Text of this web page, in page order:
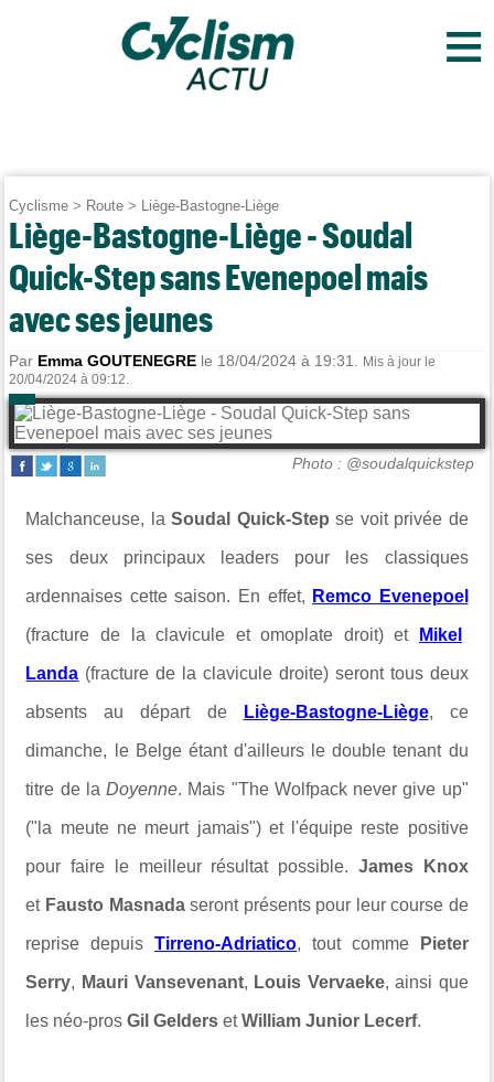
≡
Cyclisme > Route > Liège-Bastogne-Liège
Liège-Bastogne-Liège - Soudal
Quick-Step sans Evenepoel mais
avec ses jeunes
Par Emma GOUTENEGRE le 18/04/2024 à 19:31.
Mis à jour le
20/04/2024 à 09:12.
Photo : @soudalquickstep
Malchanceuse, laSoudal Quick-Step se voit privée de
ses deux principaux leaders pour les classiques
ardennaises cette saison. En effet, Remco Evenepoel
(fracture de la clavicule et omoplate droit) et Mikel
Landa (fracture de la clavicule droite) seront tous deux
absents au départ de Liège-Bastogne-Liège, ce
dimanche, le Belge étant d'ailleurs le double tenant du
titre de laDoyenne. Mais "The Wolfpack never give up"
("la meute ne meurt jamais") et l'équipe reste positive
pour faire le meilleur résultat possible. James Knox
et Fausto Masnadaseront présents pour leur course de
reprise depuisTirreno-Adriatico, tout comme Pieter
Serry, Mauri Vansevenant, Louis Vervaeke, ainsi que
les néo-prosGil Gelders etWilliam Junior Lecerf.